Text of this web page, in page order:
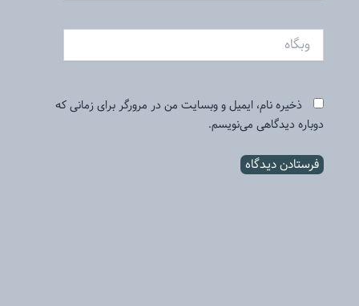
ذخیره نام، ایمیل و وبسایت من در مرورگر برای زمانی که
دوباره دیدگاهی می‌نویسم.